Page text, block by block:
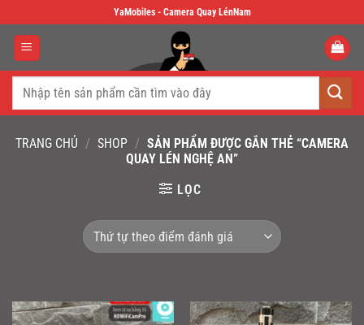
to
content
YaMobiles - Camera Quay LénNam
Tìm
TRANG CHỦ / SHOP / SẢN PHẨM ĐƯỢC GẮN THẺ “CAMERA
QUAY LÉN NGHỆ AN”
LỌC